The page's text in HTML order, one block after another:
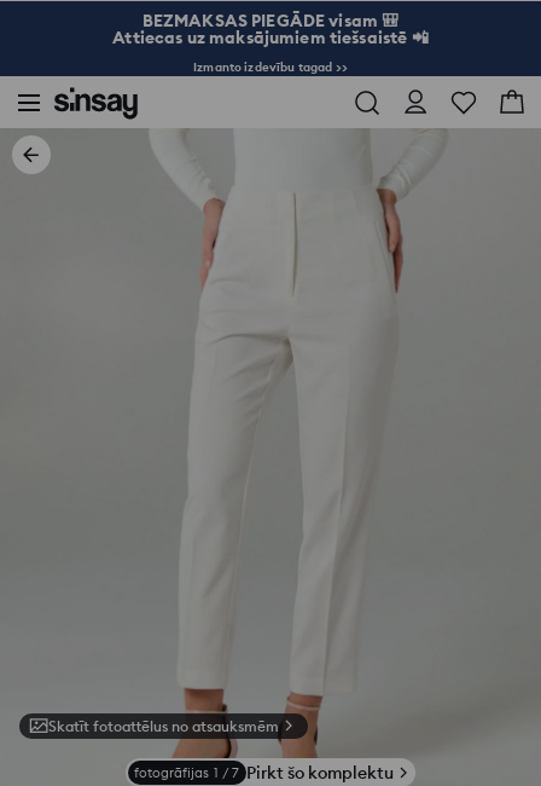
BEZMAKSAS PIEGĀDE visam 🎒
Attiecas uz maksājumiem tiešsaistē 📲
Izmanto izdevību tagad >>
Skatīt fotoattēlus no atsauksmēm
fotogrāfijas 1 / 7 Pirkt šo komplektu